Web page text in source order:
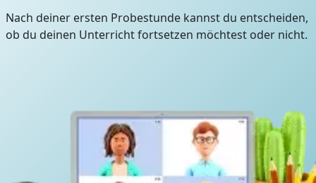
Nach deiner ersten Probestunde kannst du entscheiden,
ob du deinen Unterricht fortsetzen möchtest oder nicht.